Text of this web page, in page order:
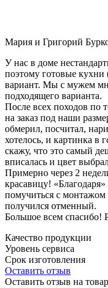
Мария и Григорий
У нас в доме
поэтому готовые
вариант. Мы с мужем
подходящего варианта.
После всех походов по
на заказ под наши
обмерил, посчитал,
хотелось, и картинка в
скажу, что это самый
вписалась и цвет
Примерно через 2
красавицу!
помучиться с монтажом
получился отменный.
Большое всем спасибо!
Качество продукции
Уровень сервиса
Срок изготовления
Оставить отзыв
Оставить отзыв на